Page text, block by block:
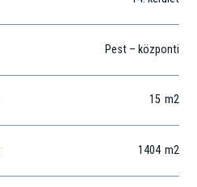
Pest – központi
15 m2
1404 m2